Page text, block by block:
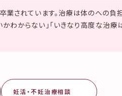
業されています。治療は体のへの負
わからない」「いきなり高度な治療
妊活・不妊治療相談